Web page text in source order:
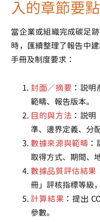
入的章節要點
當企業或組織完成碳足
時，匯續整理了報告中
手冊及制度要求：
封面／摘要 ：說
範疇、報告版本。
目的與方法 ：說
準、邊界定義、分
數據來源與範疇
取得方式、期間、
數據品質評估結果
冊」評核指標等級
計算結果 ：提出
參數。